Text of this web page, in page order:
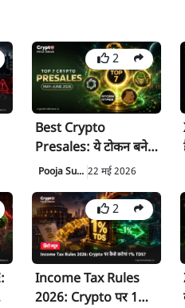
2
Best Crypto
Presales: ये टोकन बने
Hot Picks, कहीं आप
Pooja Su... 22 मई 2026
2
Income Tax Rules
2026: Crypto पर 1%